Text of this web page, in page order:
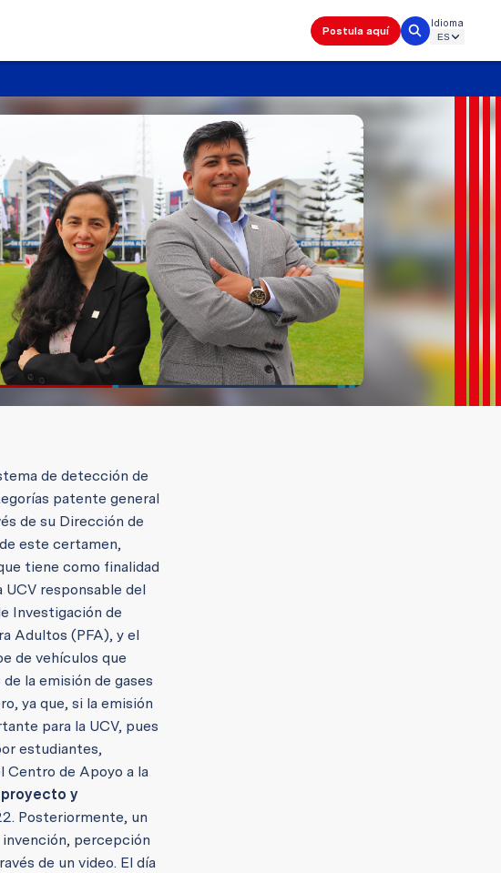
Postula aquí
Idioma
de detección de
patente general
de su Dirección de
este certamen,
tiene como finalidad
UCV responsable del
Investigación de
Adultos (PFA), y el
de vehículos que
la emisión de gases
ya que, si la emisión
para la UCV, pues
estudiantes,
Centro de Apoyo a la
y
Posteriormente, un
percepción
de un video. El día